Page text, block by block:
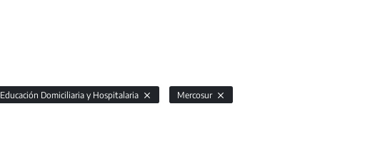
Educación Domiciliaria y Hospitalaria Mercosur